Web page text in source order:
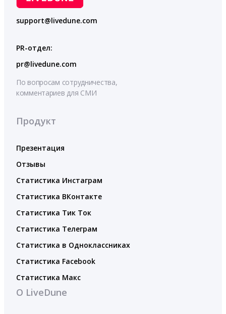
support@livedune.com
PR-отдел:
pr@livedune.com
По вопросам сотрудничества,
комментариев для СМИ
Продукт
Презентация
Отзывы
Статистика Инстаграм
Статистика ВКонтакте
Статистика Тик Ток
Статистика Телеграм
Статистика в Одноклассниках
Статистика Facebook
Статистика Макс
О LiveDune